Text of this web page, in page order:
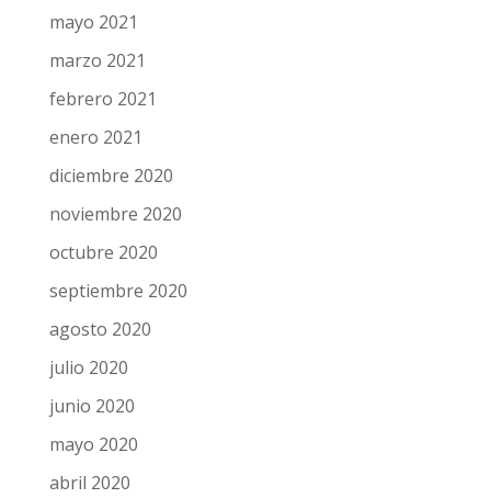
mayo 2021
marzo 2021
febrero 2021
enero 2021
diciembre 2020
noviembre 2020
octubre 2020
septiembre 2020
agosto 2020
julio 2020
junio 2020
mayo 2020
abril 2020